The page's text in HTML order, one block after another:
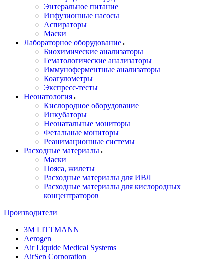
Энтеральное питание
Инфузионные насосы
Аспираторы
Маски
Лабораторное оборудование
Биохимические анализаторы
Гематологические анализаторы
Иммуноферментные анализаторы
Коагулометры
Экспресс-тесты
Неонатология
Кислородное оборудование
Инкубаторы
Неонатальные мониторы
Фетальные мониторы
Реанимационные системы
Расходные материалы
Маски
Пояса, жилеты
Расходные материалы для ИВЛ
Расходные материалы для кислородных
концентраторов
Производители
3M LITTMANN
Aerogen
Air Liquide Medical Systems
AirSep Corporation